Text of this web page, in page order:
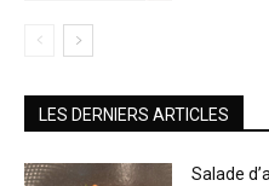
LES DERNIERS ARTICLES
Salade